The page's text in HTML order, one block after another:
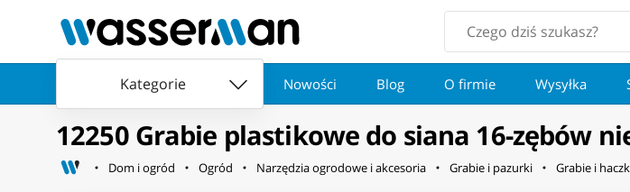
Kategorie Nowości Blog O firmie Wysyłka
12250 Grabie plastikowe do siana 16-zębów
Dom i ogród Ogród Narzędzia ogrodowe i akcesoria Grabie i pazurki Grabie i